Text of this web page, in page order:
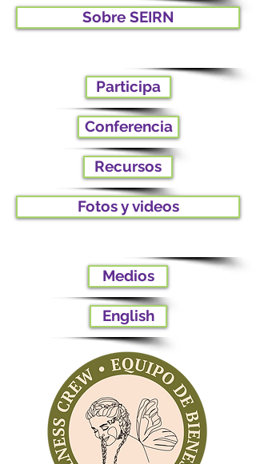
Sobre SEIRN
Participa
Conferencia
Recursos
Fotos y videos
Medios
English